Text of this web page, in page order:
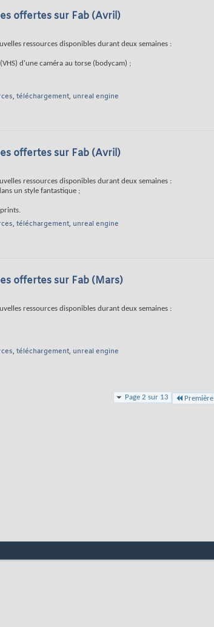
offertes sur Fab (Avril)
ressources disponibles durant deux semaines :
d'une caméra au torse (bodycam) ;
, téléchargement, unreal engine
offertes sur Fab (Avril)
ressources disponibles durant deux semaines :
un style fantastique ;
, téléchargement, unreal engine
offertes sur Fab (Mars)
ressources disponibles durant deux semaines :
, téléchargement, unreal engine
Page 2 sur 13 Première